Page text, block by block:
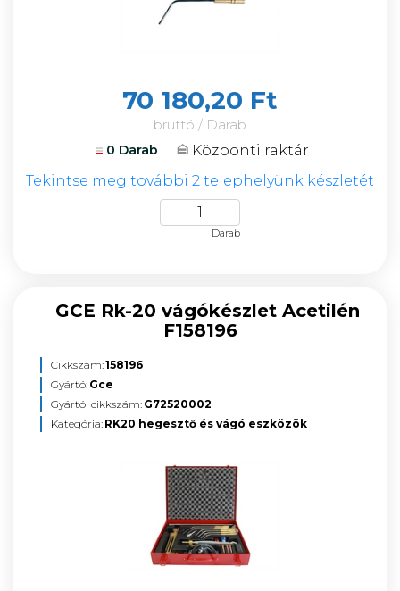
70 180,20 Ft
bruttó / Darab
0 Darab
Központi raktár
Tekintse meg további 2 telephelyünk készletét
Darab
GCE Rk-20 vágókészlet Acetilén
F158196
Cikkszám:158196
Gyártó: Gce
Gyártói cikkszám: G72520002
Kategória: RK20 hegesztő és vágó eszközök